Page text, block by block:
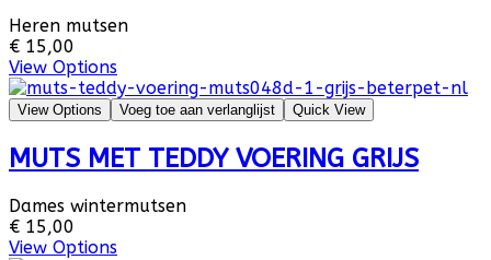
Heren mutsen
€ 15,00
View Options
View Options Voeg toe aan verlanglijst Quick View
MUTS MET TEDDY VOERING GRIJS
Dames wintermutsen
€ 15,00
View Options